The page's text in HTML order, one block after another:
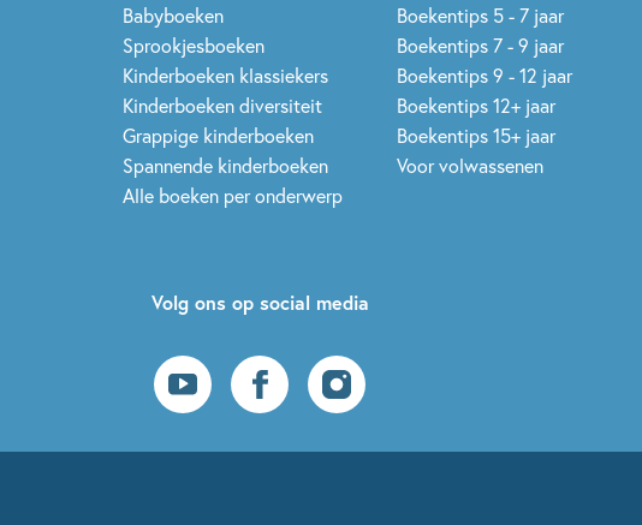
Babyboeken
Sprookjesboeken
Kinderboeken klassiekers
Kinderboeken diversiteit
Grappige kinderboeken
Spannende kinderboeken
Alle boeken per onderwerp
Boekentips 5 - 7 jaar
Boekentips 7 - 9 jaar
Boekentips 9 - 12 jaar
Boekentips 12+ jaar
Boekentips 15+ jaar
Voor volwassenen
Volg ons op social media